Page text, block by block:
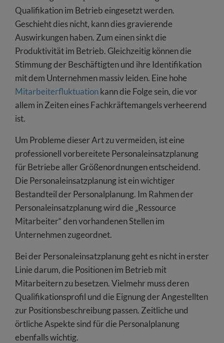
Qualifikation im Betrieb eingesetzt werden.
Geschieht dies nicht, kann dies gravierende
Auswirkungen haben. Zum einen sinkt die
Produktivität im Betrieb. Gleichzeitig können die
Stimmung der Beschäftigten und ihre Identifikation
mit dem Unternehmen massiv leiden. Eine hohe
Mitarbeiterfluktuationkann die Folge sein, die vor
allem in Zeiten eines Fachkräftemangels verheerend
ist.
Um Probleme dieser Art zu vermeiden, ist eine
professionell vorbereitete Personaleinsatzplanung
für Betriebe aller Größenordnungen entscheidend.
Die Personaleinsatzplanung ist ein wichtiger
Bestandteil der Personalplanung. Im Rahmen der
Personaleinsatzplanung wird die „Ressource
Mitarbeiter“ den vorhandenen Stellen im
Unternehmen zugeordnet.
Bei der Personaleinsatzplanung geht es nicht in erster
Linie darum, die Positionen im Betrieb mit
Mitarbeitern zu besetzen. Vielmehr muss deren
Qualifikationsprofil und die Eignung der Angestellten
zur Positionsbeschreibung passen. Zeitliche und
örtliche Aspekte sind für die Personalplanung
ebenfalls wichtig.